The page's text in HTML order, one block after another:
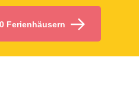
Ferienhäusern